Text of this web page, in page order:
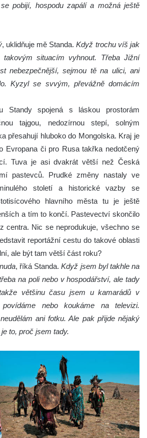
pobijí, hospodu zapálí a možná ještě
, uklidňuje mě Standa.Když trochu víš jak
situacím vyhnout. Třeba Jižní
nebezpečnější, sejmou tě na ulici, ani
Kyzyl se svvým, převážně domácím
spojená s láskou prostorám
tajgou, nedozírnou stepí, solným
přesahují hluboko do Mongolska. Kraj je
Evropana či pro Rusa takřka nedotčený
Tuva je asi dvakrát větší než Česká
pastevců. Prudké změny nastaly ve
století a historické vazby se
hlavního města tu je ještě
a tím to končí. Pastevectví skončilo
centra. Nic se neprodukuje, všechno se
reportážní cestu do takové oblasti
ale být tam větší část roku?
, říká Standa.Když jsem byl takhle na
na poli nebo v hospodářství, ale tady
většinu času jsem u kamarádů v
povídáme nebo koukáme na televizi.
ani fotku. Ale pak přijde nějaký
to, proč jsem tady.